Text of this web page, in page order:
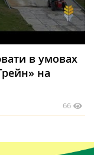
в умовах
на
66